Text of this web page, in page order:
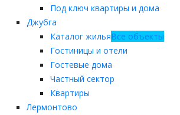
Под ключ квартиры и дома
Джубга
Каталог жильяВсе объекты
Гостиницы и отели
Гостевые дома
Частный сектор
Квартиры
Лермонтово